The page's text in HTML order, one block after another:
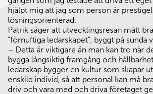
hjälpt mig att jag som person är
lösningsorienterad.
Patrik säger att utvecklingsresan mått
”förnuftiga ledarskapet”, byggt på sunda
– Detta är viktigare än man kan tro när
bygga långsiktig framgång och
ledarskap bygger en kultur som skapar
enskild individ, så att personal kan må
driv och vara med och driva företaget